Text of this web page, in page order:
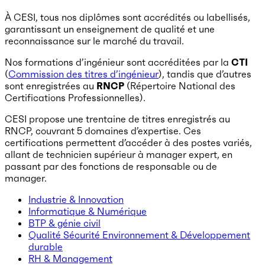
À CESI, tous nos diplômes sont accrédités ou labellisés,
garantissant un enseignement de qualité et une
reconnaissance sur le marché du travail.
Nos formations d’ingénieur sont accréditées par la CTI
(Commission des titres d’ingénieur), tandis que d’autres
sont enregistrées au RNCP (Répertoire National des
Certifications Professionnelles).
CESI propose une trentaine de titres enregistrés au
RNCP, couvrant 5 domaines d’expertise. Ces
certifications permettent d’accéder à des postes variés,
allant de technicien supérieur à manager expert, en
passant par des fonctions de responsable ou de
manager.
Industrie & Innovation
Informatique & Numérique
BTP & génie civil
Qualité Sécurité Environnement & Développement
durable
RH & Management